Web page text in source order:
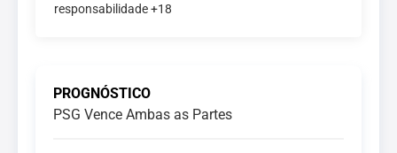
responsabilidade +18
PROGNÓSTICO
PSG Vence Ambas as Partes